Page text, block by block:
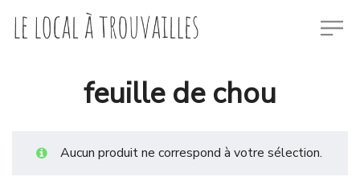
feuille de chou
Aucun produit ne correspond à votre sélection.